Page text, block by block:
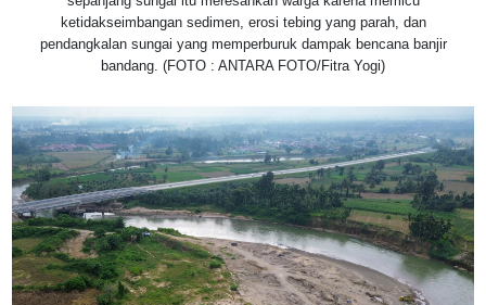
ketidakseimbangan sedimen, erosi tebing yang parah, dan
pendangkalan sungai yang memperburuk dampak bencana banjir
bandang. (FOTO : ANTARA FOTO/Fitra Yogi)